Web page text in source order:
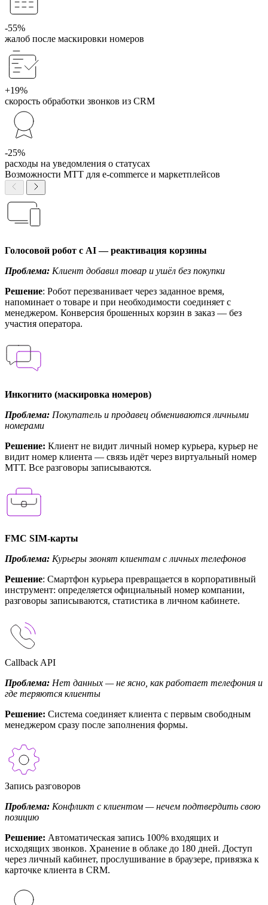
-55%
жалоб после маскировки номеров
+19%
скорость обработки звонков из CRM
-25%
расходы на уведомления о статусах
Возможности МТТ для e-commerce и маркетплейсов
Голосовой робот с AI — реактивация корзины
Проблема: Клиент добавил товар и ушёл без покупки
Решение: Робот перезванивает через заданное время,
напоминает о товаре и при необходимости соединяет с
менеджером. Конверсия брошенных корзин в заказ — без
участия оператора.
Инкогнито (маскировка номеров)
Проблема: Покупатель и продавец обмениваются личными
номерами
Решение: Клиент не видит личный номер курьера, курьер не
видит номер клиента — связь идёт через виртуальный номер
МТТ. Все разговоры записываются.
FMC SIM-карты
Проблема: Курьеры звонят клиентам с личных телефонов
Решение: Смартфон курьера превращается в корпоративный
инструмент: определяется официальный номер компании,
разговоры записываются, статистика в личном кабинете.
Callback API
Проблема: Нет данных — не ясно, как работает телефония и
где теряются клиенты
Решение: Система соединяет клиента с первым свободным
менеджером сразу после заполнения формы.
Запись разговоров
Проблема: Конфликт с клиентом — нечем подтвердить свою
позицию
Решение: Автоматическая запись 100% входящих и
исходящих звонков. Хранение в облаке до 180 дней. Доступ
через личный кабинет, прослушивание в браузере, привязка к
карточке клиента в CRM.